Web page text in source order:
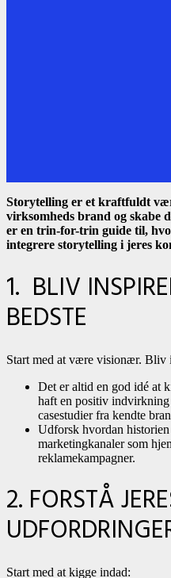
Storytelling er et kraftfuldt
virksomheds brand og skabe
er en trin-for-trin guide til,
integrere storytelling i jeres
1. BLIV
BEDSTE
Start med at være visionær. Bliv
Det er altid en god idé at
haft en positiv
casestudier fra kendte
Udforsk hvordan
marketingkanaler som
reklamekampagner.
2. FORSTÅ
Start med at kigge indad: